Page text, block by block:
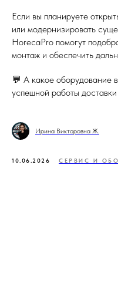
Если вы планируете
или модернизировать
HorecaPro помогут
монтаж и обеспечить
💬 А какое оборудование
успешной работы
Ирина Викторовна Ж.
10.06.2026 СЕРВИС И